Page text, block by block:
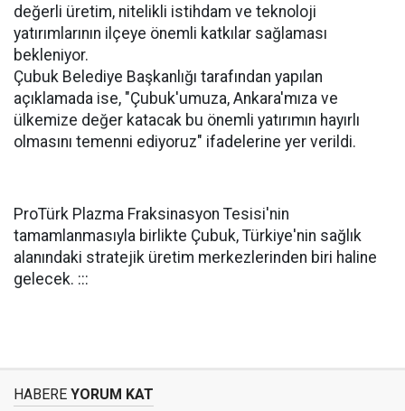
değerli üretim, nitelikli istihdam ve teknoloji
yatırımlarının ilçeye önemli katkılar sağlaması
bekleniyor.
Çubuk Belediye Başkanlığı tarafından yapılan
açıklamada ise, "Çubuk'umuza, Ankara'mıza ve
ülkemize değer katacak bu önemli yatırımın hayırlı
olmasını temenni ediyoruz" ifadelerine yer verildi.
ProTürk Plazma Fraksinasyon Tesisi'nin
tamamlanmasıyla birlikte Çubuk, Türkiye'nin sağlık
alanındaki stratejik üretim merkezlerinden biri haline
gelecek. :::
HABERE YORUM KAT